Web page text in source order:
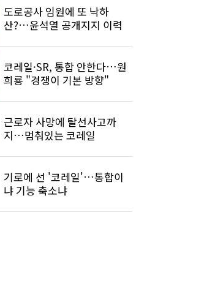
도로공사 임원에 또 낙하
산?…윤석열 공개지지 이력
코레일·SR, 통합 안한다…원
희룡 "경쟁이 기본 방향"
근로자 사망에 탈선사고까
지…멈춰있는 코레일
기로에 선 '코레일'…통합이
냐 기능 축소냐